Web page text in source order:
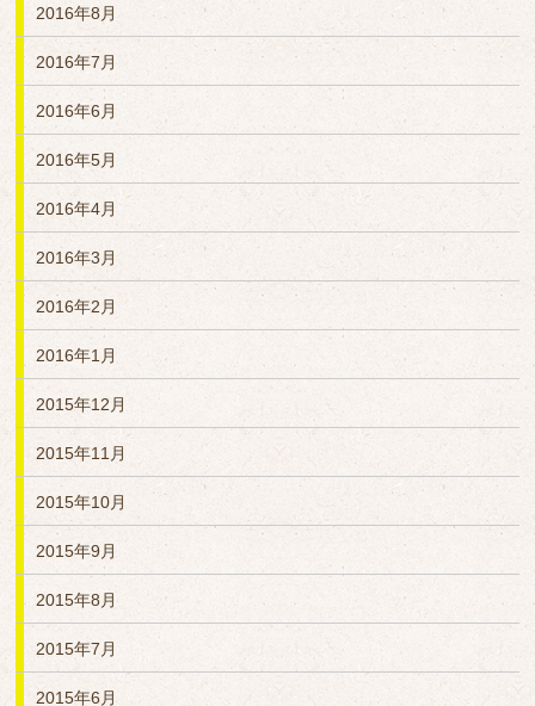
2016年8月
2016年7月
2016年6月
2016年5月
2016年4月
2016年3月
2016年2月
2016年1月
2015年12月
2015年11月
2015年10月
2015年9月
2015年8月
2015年7月
2015年6月